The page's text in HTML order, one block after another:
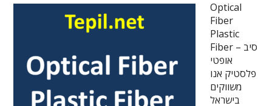
Optical
Fiber
Plastic
Fiber – סיב
אופטי
פלסטיק אנו
משווקים
בישראל